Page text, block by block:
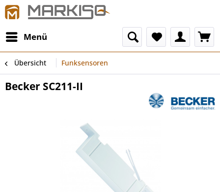
Menü
Übersicht Funksensoren
Becker SC211-II